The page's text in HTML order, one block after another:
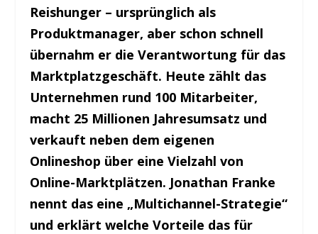
Reishunger – ursprünglich als
Produktmanager, aber schon schnell
übernahm er die Verantwortung für das
Marktplatzgeschäft. Heute zählt das
Unternehmen rund 100 Mitarbeiter,
macht 25 Millionen Jahresumsatz und
verkauft neben dem eigenen
Onlineshop über eine Vielzahl von
Online-Marktplätzen. Jonathan Franke
nennt das eine „Multichannel-Strategie“
und erklärt welche Vorteile das für